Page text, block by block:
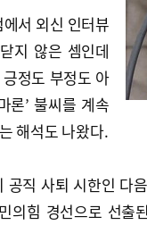
서 외신 인터뷰
지 않은 셈인데
정도 부정도 아
론’ 불씨를 계속
해석도 나왔다.
공직 사퇴 시한인 다
의힘 경선으로 선출